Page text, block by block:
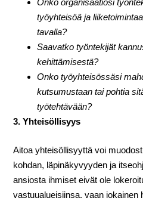
Onko organisaatiosi
työyhteisöä ja
tavalla?
Saavatko työntekijät
kehittämisestä?
Onko työyhteisössäsi
kutsumustaan tai pohtia
työtehtävään?
3. Yhteisöllisyys
Aitoa yhteisöllisyyttä voi
kohdan, läpinäkyvyyden ja
ansiosta ihmiset eivät ole
vastuualueisiinsa, vaan